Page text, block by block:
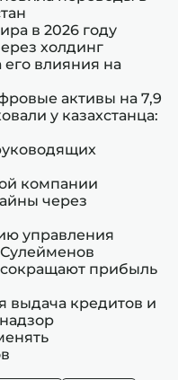
в 2026 году
холдинг
его влияния на
активы на 7,9
у казахстанца:
компании
через
управления
сокращают прибыль
выдача кредитов и